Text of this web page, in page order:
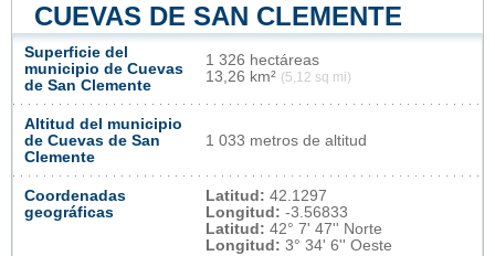
CUEVAS DE SAN CLEMENTE
Superficie del
municipio de Cuevas
de San Clemente
1 326 hectáreas
13,26 km² (5,12 sq mi)
Altitud del municipio
de Cuevas de San
Clemente
1 033 metros de altitud
Coordenadas
geográficas
Latitud: 42.1297
Longitud: -3.56833
Latitud: 42° 7' 47'' Norte
Longitud: 3° 34' 6'' Oeste